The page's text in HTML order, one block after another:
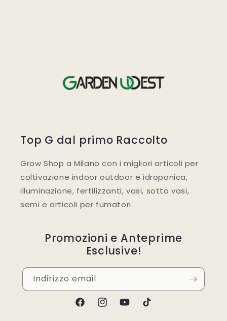
Top G dal primo Raccolto
Grow Shop a Milano con i migliori articoli per
coltivazione indoor outdoor e idroponica,
illuminazione, fertilizzanti, vasi, sotto vasi,
semi e articoli per fumatori.
Promozioni e Anteprime
Esclusive!
Indirizzo email
FacebookInstagramYouTubeTikTok